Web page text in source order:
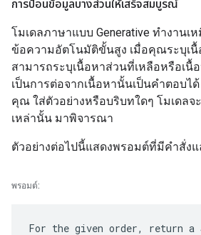
การป้อนข้อมูลบางส่วนให้เสร็จสมบูรณ์
โมเดลภาษาแบบ Generative ทำงานเ
ข้อความอัตโนมัติขั้นสูง เมื่อคุณระบุเนื้
สามารถระบุเนื้อหาส่วนที่เหลือหรือเนื้
เป็นการต่อจากเนื้อหานั้นเป็นคำตอบไ
คุณ ใส่ตัวอย่างหรือบริบทใดๆ โมเดลจ
เหล่านั้น มาพิจารณา
ตัวอย่างต่อไปนี้แสดงพรอมต์ที่มีคำสั่ง
พรอมต์:
For the given order, return a